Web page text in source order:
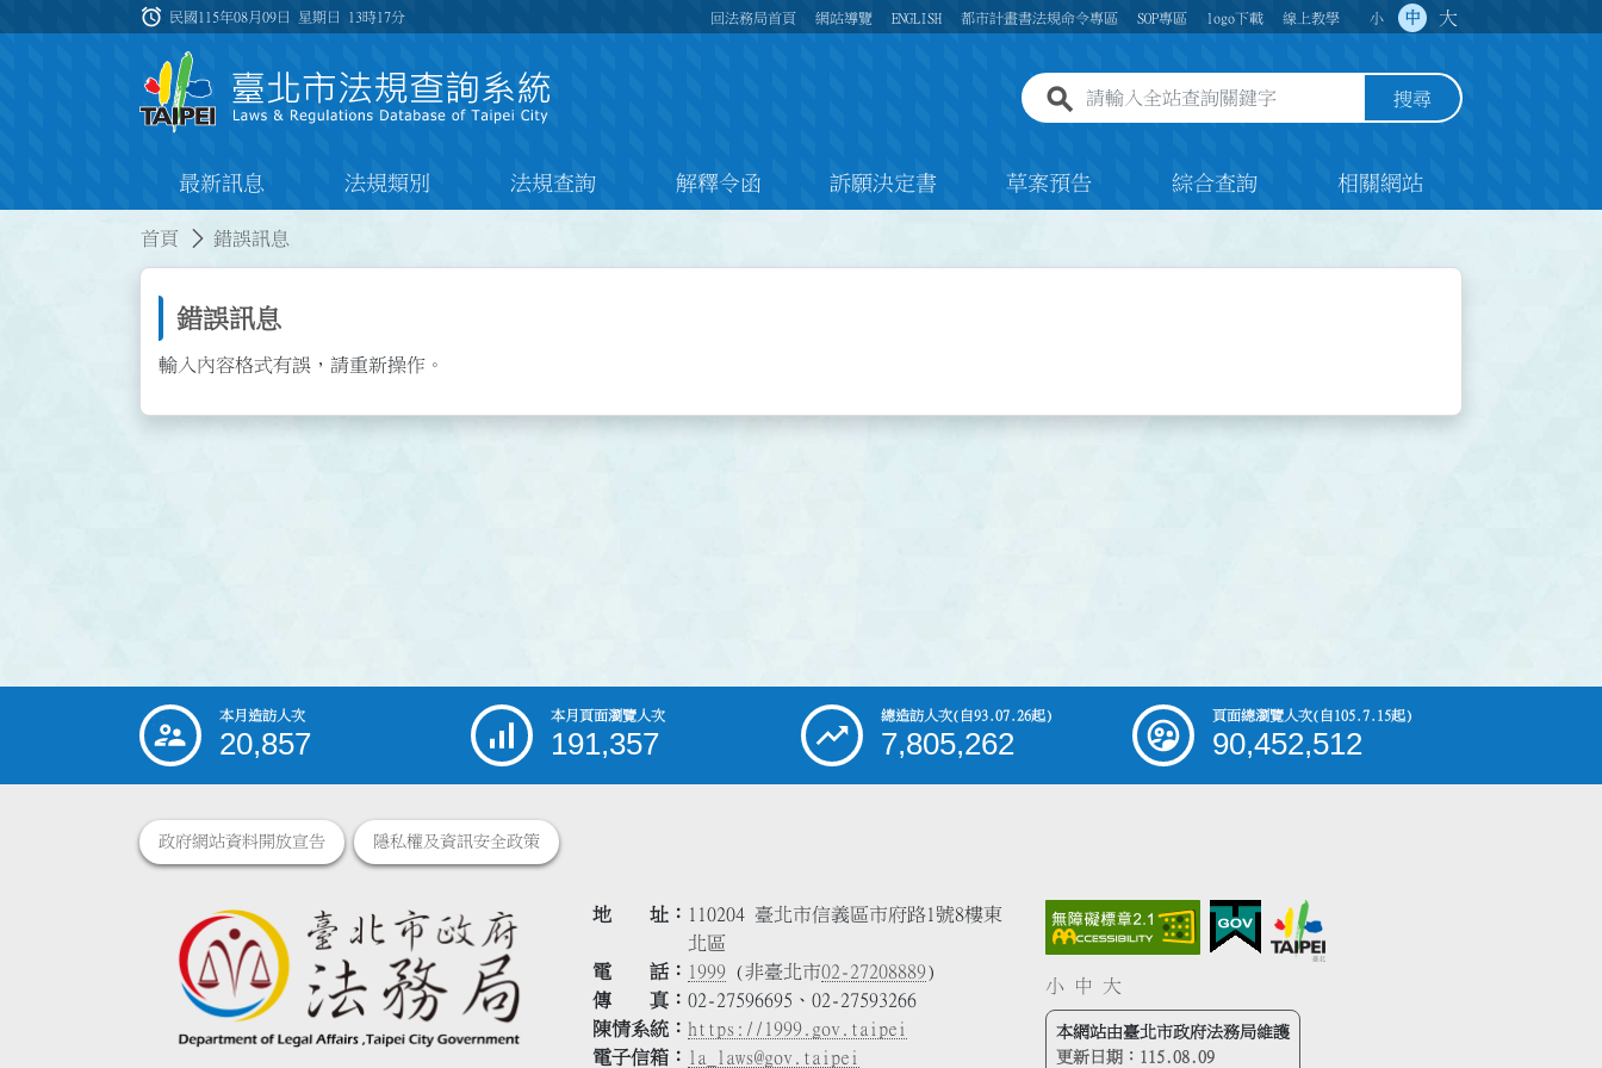
:::
alarm 民國115年08月09日 星期日 13時17分 回法務局首頁 網站導覽 ENGLISH 都市計畫書法規命令專區 SOP專區 logo下載 線上教學 小 中 大
全站查詢關鍵字欄位 搜尋
最新訊息 法規類別 法規查詢 解釋令函 訴願決定書 草案預告 綜合查詢 相關網站
首頁 錯誤訊息
錯誤訊息
輸入內容格式有誤，請重新操作。
::: 本月造訪人次
20,857
本月頁面瀏覽人次
191,357
總造訪人次(自93.07.26起)
7,805,262
頁面總瀏覽人次(自105.7.15起)
90,452,512
政府網站資料開放宣告 隱私權及資訊安全政策
地 址
110204 臺北市信義區市府路1號8樓東
北區
電 話
1999 (非臺北市02-27208889)
傳 真
02-27596695、02-27593266
陳情系統
https://1999.gov.taipei
電子信箱
la_laws@gov.taipei
小 中 大
本網站由臺北市政府法務局維護
更新日期： 115.08.09